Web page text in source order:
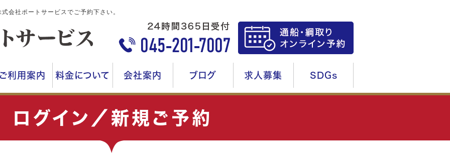
会社ポートサービスでご予約下さい。
ご利用案内 料金について 会社案内 ブログ 求人募集 SDGs
ログイン／新規ご予約